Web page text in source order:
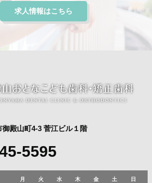
求人情報はこちら
御殿山町4-3 菅江ビル１階
5595
月 火 水 木 金 土
日